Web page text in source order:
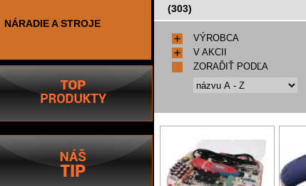
NÁRADIE A STROJE
(303)
VÝROBCA
V AKCII
ZORAĎIŤ PODĽA